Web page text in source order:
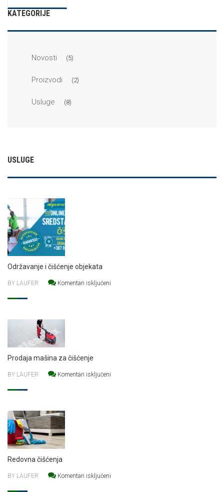
KATEGORIJE
Novosti (5)
Proizvodi (2)
Usluge (8)
USLUGE
Održavanje i čišćenje objekata
BY LAUFER Komentari isključeni
Prodaja mašina za čišćenje
BY LAUFER Komentari isključeni
Redovna čišćenja
BY LAUFER Komentari isključeni